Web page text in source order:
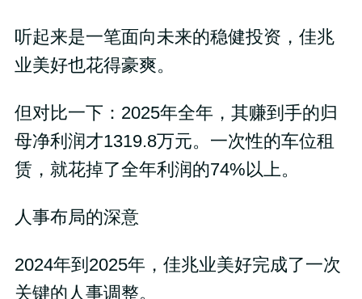
听起来是一笔面向未来的稳健投资，佳兆
业美好也花得豪爽。
但对比一下：2025年全年，其赚到手的归
母净利润才1319.8万元。一次性的车位租
赁，就花掉了全年利润的74%以上。
人事布局的深意
2024年到2025年，佳兆业美好完成了一次
关键的人事调整。